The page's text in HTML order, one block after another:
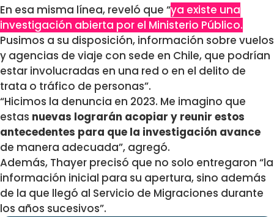
En esa misma línea, reveló que “ya existe una
investigación abierta por el Ministerio Público.
Pusimos a su disposición, información sobre vuelos
y agencias de viaje con sede en Chile, que podrían
estar involucradas en una red o en el delito de
trata o tráfico de personas”.
“Hicimos la denuncia en 2023. Me imagino que
estas nuevas lograrán acopiar y reunir estos
antecedentes para que la investigación avance
de manera adecuada”, agregó.
Además, Thayer precisó que no solo entregaron “la
información inicial para su apertura, sino además
de la que llegó al Servicio de Migraciones durante
los años sucesivos”.